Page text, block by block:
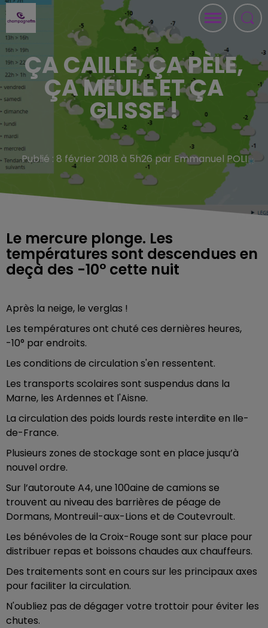
ÇA CAILLE, ÇA PÈLE,
ÇA MEULE ET ÇA
GLISSE !
Publié : 8 février 2018 à 5h26 par Emmanuel POLI
Le mercure plonge. Les
températures sont descendues en
deçà des -10° cette nuit
Après la neige, le verglas !
Les températures ont chuté ces dernières heures,
-10° par endroits.
Les conditions de circulation s'en ressentent.
Les transports scolaires sont suspendus dans la
Marne, les Ardennes et l'Aisne.
La circulation des poids lourds reste interdite en Ile-
de-France.
Plusieurs zones de stockage sont en place jusqu’à
nouvel ordre.
Sur l’autoroute A4, une 100aine de camions se
trouvent au niveau des barrières de péage de
Dormans, Montreuil-aux-Lions et de Coutevroult.
Les bénévoles de la Croix-Rouge sont sur place pour
distribuer repas et boissons chaudes aux chauffeurs.
Des traitements sont en cours sur les principaux axes
pour faciliter la circulation.
N'oubliez pas de dégager votre trottoir pour éviter les
chutes.